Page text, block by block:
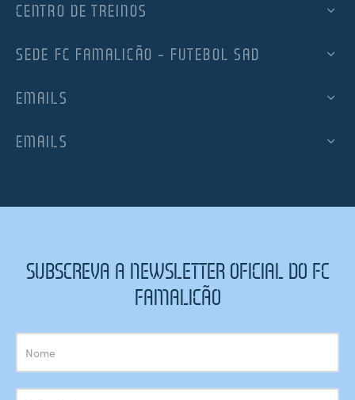
CENTRO DE TREINOS
SEDE FC FAMALICÃO – FUTEBOL SAD
EMAILS
EMAILS
SUBSCREVA A NEWSLETTER OFICIAL DO FC
FAMALICÃO
Subscrição
Newsletter